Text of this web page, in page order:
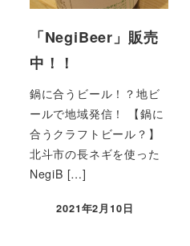
「NegiBeer」販売
中！！
鍋に合うビール！？地ビ
ールで地域発信！ 【鍋に
合うクラフトビール？】
北斗市の長ネギを使った
NegiB […]
2021年2月10日